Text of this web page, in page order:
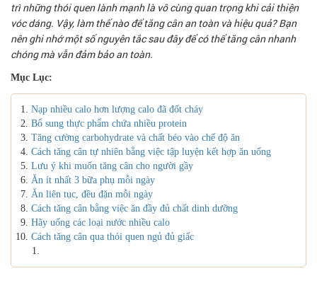
trì những thói quen lành mạnh là vô cùng quan trọng khi cải thiện
vóc dáng. Vậy, làm thế nào để tăng cân an toàn và hiệu quả? Bạn
nên ghi nhớ một số nguyên tắc sau đây để có thể tăng cân nhanh
chóng mà vẫn đảm bảo an toàn.
Mục Lục:
Nạp nhiều calo hơn lượng calo đã đốt cháy
Bổ sung thực phẩm chứa nhiều protein
Tăng cường carbohydrate và chất béo vào chế độ ăn
Cách tăng cân tự nhiên bằng việc tập luyện kết hợp ăn uống
Lưu ý khi muốn tăng cân cho người gầy
Ăn ít nhất 3 bữa phụ mỗi ngày
Ăn liên tục, đều đặn mỗi ngày
Cách tăng cân bằng việc ăn đầy đủ chất dinh dưỡng
Hãy uống các loại nước nhiều calo
Cách tăng cân qua thói quen ngủ đủ giấc